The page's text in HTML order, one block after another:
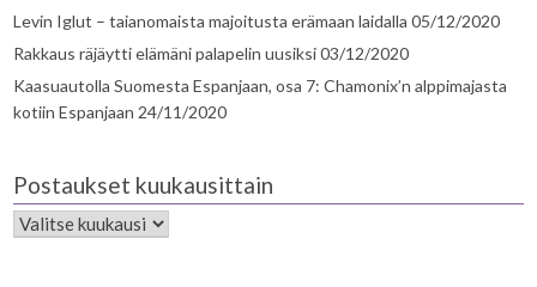
Levin Iglut – taianomaista majoitusta erämaan laidalla 05/12/2020
Rakkaus räjäytti elämäni palapelin uusiksi03/12/2020
Kaasuautolla Suomesta Espanjaan, osa 7: Chamonix’n alppimajasta
kotiin Espanjaan 24/11/2020
Postaukset kuukausittain